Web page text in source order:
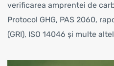
verificarea amprentei de
Protocol GHG, PAS 2060,
(GRI), ISO 14046 și multe